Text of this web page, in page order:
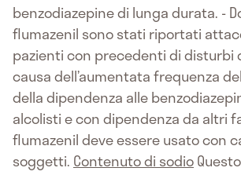
benzodiazepine di lunga durata. -
flumazenil sono stati riportati
pazienti con precedenti di disturbi
causa dell’aumentata frequenza
della dipendenza alle
alcolisti e con dipendenza da altri
flumazenil deve essere usato con
soggetti. Contenuto di sodio